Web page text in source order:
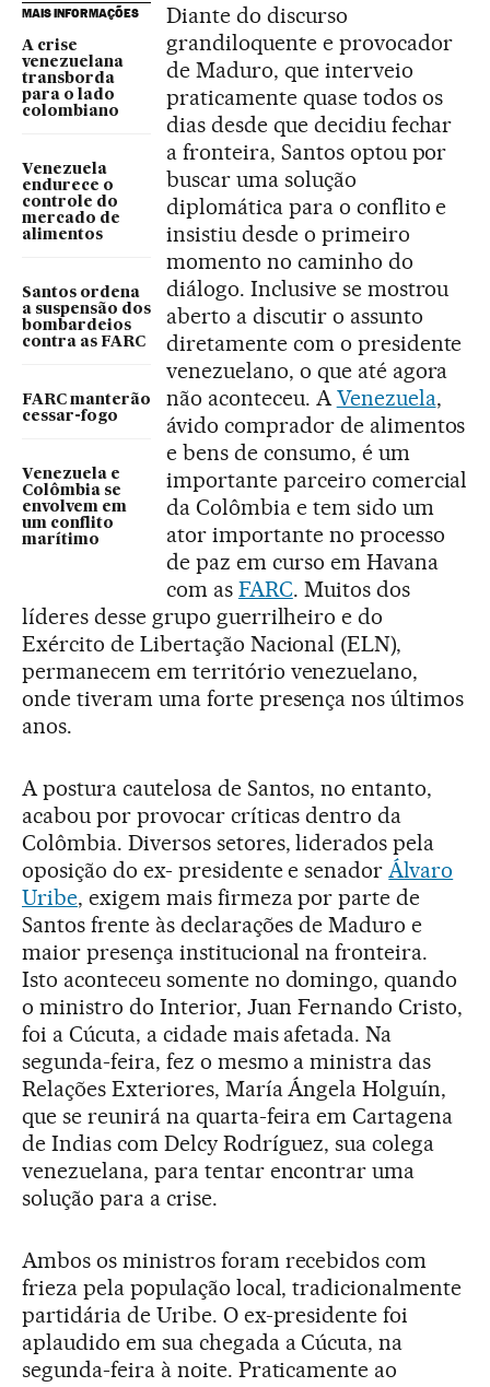
MAIS INFORMAÇÕES
A crise
venezuelana
transborda
para o lado
colombiano
Venezuela
endurece o
controle do
mercado de
alimentos
Santos ordena
a suspensão dos
bombardeios
contra as FARC
FARC manterão
cessar-fogo
Venezuela e
Colômbia se
envolvem em
um conflito
marítimo
Diante do discurso
grandiloquente e provocador
de Maduro, que interveio
praticamente quase todos os
dias desde que decidiu fechar
a fronteira, Santos optou por
buscar uma solução
diplomática para o conflito e
insistiu desde o primeiro
momento no caminho do
diálogo. Inclusive se mostrou
aberto a discutir o assunto
diretamente com o presidente
venezuelano, o que até agora
não aconteceu. A Venezuela,
ávido comprador de alimentos
e bens de consumo, é um
importante parceiro comercial
da Colômbia e tem sido um
ator importante no processo
de paz em curso em Havana
com as FARC. Muitos dos
líderes desse grupo guerrilheiro e do
Exército de Libertação Nacional (ELN),
permanecem em território venezuelano,
onde tiveram uma forte presença nos últimos
anos.
A postura cautelosa de Santos, no entanto,
acabou por provocar críticas dentro da
Colômbia. Diversos setores, liderados pela
oposição do ex- presidente e senador Álvaro
Uribe, exigem mais firmeza por parte de
Santos frente às declarações de Maduro e
maior presença institucional na fronteira.
Isto aconteceu somente no domingo, quando
o ministro do Interior, Juan Fernando Cristo,
foi a Cúcuta, a cidade mais afetada. Na
segunda-feira, fez o mesmo a ministra das
Relações Exteriores, María Ángela Holguín,
que se reunirá na quarta-feira em Cartagena
de Indias com Delcy Rodríguez, sua colega
venezuelana, para tentar encontrar uma
solução para a crise.
Ambos os ministros foram recebidos com
frieza pela população local, tradicionalmente
partidária de Uribe. O ex-presidente foi
aplaudido em sua chegada a Cúcuta, na
segunda-feira à noite. Praticamente ao